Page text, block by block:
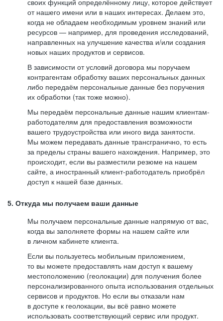
своих функций определённому лицу, которое действует
от нашего имени или в наших интересах. Делаем это,
когда не обладаем необходимым уровнем знаний или
ресурсов — например, для проведения исследований,
направленных на улучшение качества и/или создания
новых наших продуктов и сервисов.
В зависимости от условий договора мы поручаем
контрагентам обработку ваших персональных данных
либо передаём персональные данные без поручения
их обработки (так тоже можно).
Мы передаём персональные данные нашим клиентам-
работодателям для предоставления возможности
вашего трудоустройства или иного вида занятости.
Мы можем передавать данные трансгранично, то есть
за пределы страны вашего нахождения. Например, это
происходит, если вы разместили резюме на нашем
сайте, а иностранный клиент-работодатель приобрёл
доступ к нашей базе данных.
5. Откуда мы получаем ваши данные
Мы получаем персональные данные напрямую от вас,
когда вы заполняете формы на нашем сайте или
в личном кабинете клиента.
Если вы пользуетесь мобильным приложением,
то вы можете предоставлять нам доступ к вашему
местоположению (геолокации) для получения более
персонализированного опыта использования отдельных
сервисов и продуктов. Но если вы отказали нам
в доступе к геолокации, вы всё равно можете
использовать соответствующий сервис или продукт.